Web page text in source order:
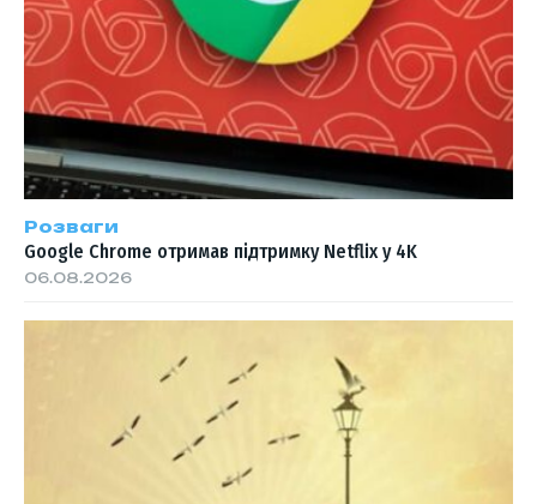
Розваги
Google Chrome отримав підтримку Netflix у 4K
06.08.2026